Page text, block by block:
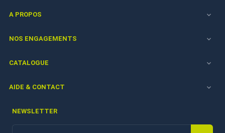
A PROPOS 
NOS ENGAGEMENTS 
CATALOGUE 
AIDE & CONTACT 
NEWSLETTER